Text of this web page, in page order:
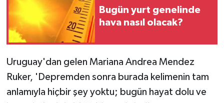
Bugün yurt genelinde
hava nasıl olacak?
Uruguay'dan gelen Mariana Andrea Mendez
Ruker, 'Depremden sonra burada kelimenin tam
anlamıyla hiçbir şey yoktu; bugün hayat dolu ve